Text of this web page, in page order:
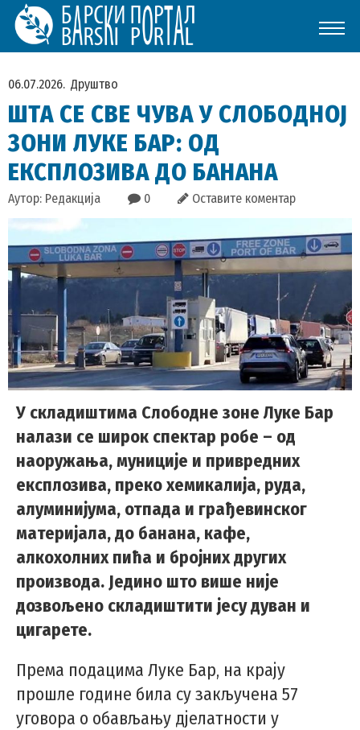
06.07.2026. Друштво
ШТА СЕ СВЕ ЧУВА У СЛОБОДНОЈ
ЗОНИ ЛУКЕ БАР: ОД
ЕКСПЛОЗИВА ДО БАНАНА
Аутор: Редакција 0 Оставите коментар
У складиштима Слободне зоне Луке Бар
налази се широк спектар робе – од
наоружања, муниције и привредних
експлозива, преко хемикалија, руда,
алуминијума, отпада и грађевинског
материјала, до банана, кафе,
алкохолних пића и бројних других
производа. Једино што више није
дозвољено складиштити јесу дуван и
цигарете.
Према подацима Луке Бар, на крају
прошле године била су закључена 57
уговора о обављању дјелатности у